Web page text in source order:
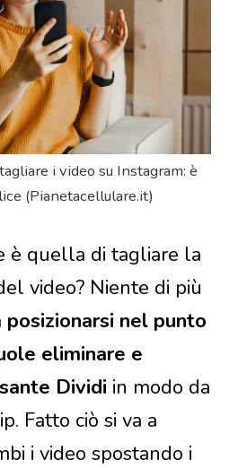
i video su Instagram: è
(Pianetacellulare.it)
è quella di tagliare la
video? Niente di più
posizionarsi nel punto
eliminare e
Dividi in modo da
Fatto ciò si va a
i video spostando i